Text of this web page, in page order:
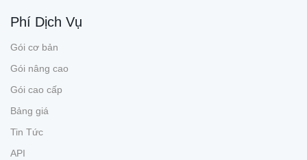
Phí Dịch Vụ
Gói cơ bản
Gói nâng cao
Gói cao cấp
Bảng giá
Tin Tức
API